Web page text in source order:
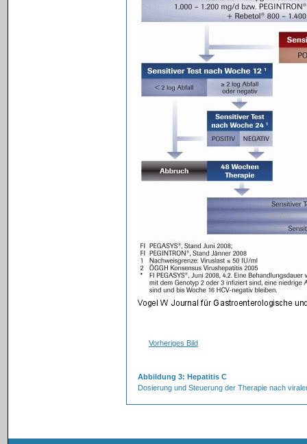
Vorheriges Bild
Abbildung 3: Hepatitis C
Dosierung und Steuerung der Therapie nach